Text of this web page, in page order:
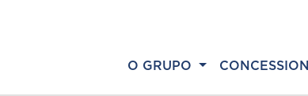
O GRUPO